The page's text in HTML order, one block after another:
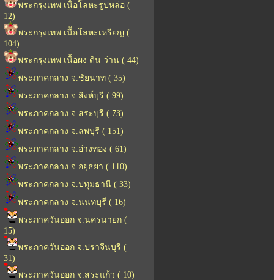
พระกรุงเทพ เนื้อโลหะรูปหล่อ (
12)
พระกรุงเทพ เนื้อโลหะเหรียญ (
104)
พระกรุงเทพ เนื้อผง ดิน ว่าน ( 44)
พระภาคกลาง จ.ชัยนาท ( 35)
พระภาคกลาง จ.สิงห์บุรี ( 99)
พระภาคกลาง จ.สระบุรี ( 73)
พระภาคกลาง จ.ลพบุรี ( 151)
พระภาคกลาง จ.อ่างทอง ( 61)
พระภาคกลาง จ.อยุธยา ( 110)
พระภาคกลาง จ.ปทุมธานี ( 33)
พระภาคกลาง จ.นนทบุรี ( 16)
พระภาควันออก จ.นครนายก (
15)
พระภาควันออก จ.ปราจีนบุรี (
31)
พระภาควันออก จ.สระแก้ว ( 10)